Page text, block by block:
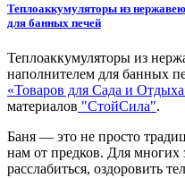
Теплоаккумуляторы из
для банных печей
Теплоаккумуляторы из
наполнителем для банных
«Товаров для Сада и
материалов "СтойСила".
Баня — это не просто
нам от предков. Для многих
расслабиться, оздоровить